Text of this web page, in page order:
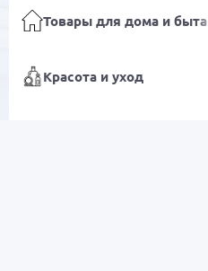
Товары для дома и быта
Красота и уход